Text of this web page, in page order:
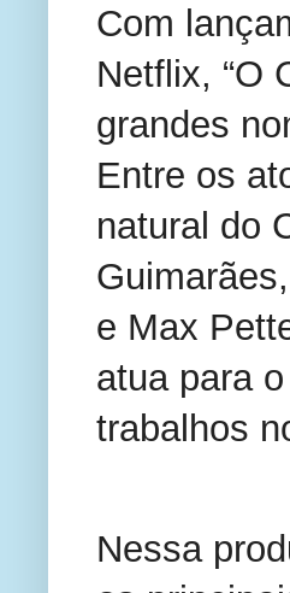
Com
Netflix, “O
grandes
Entre os
natural do
e Max
atua para
trabalhos
Nessa